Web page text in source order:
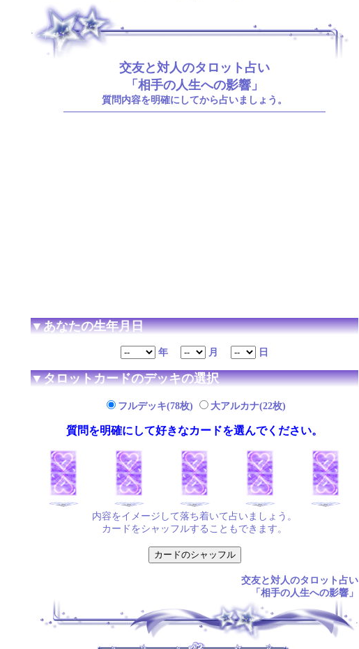
.
交友と対人のタロット占い
「相手の人生への影響」
質問内容を明確にしてから占いましょう。
▼あなたの生年月日
年 月 日
▼タロットカードのデッキの選択
フルデッキ(78枚) 大アルカナ(22枚)
質問を明確にして好きなカードを選んでください。
内容をイメージして落ち着いて占いましょう。
カードをシャッフルすることもできます。
交友と対人のタロット占い
「相手の人生への影響」
.